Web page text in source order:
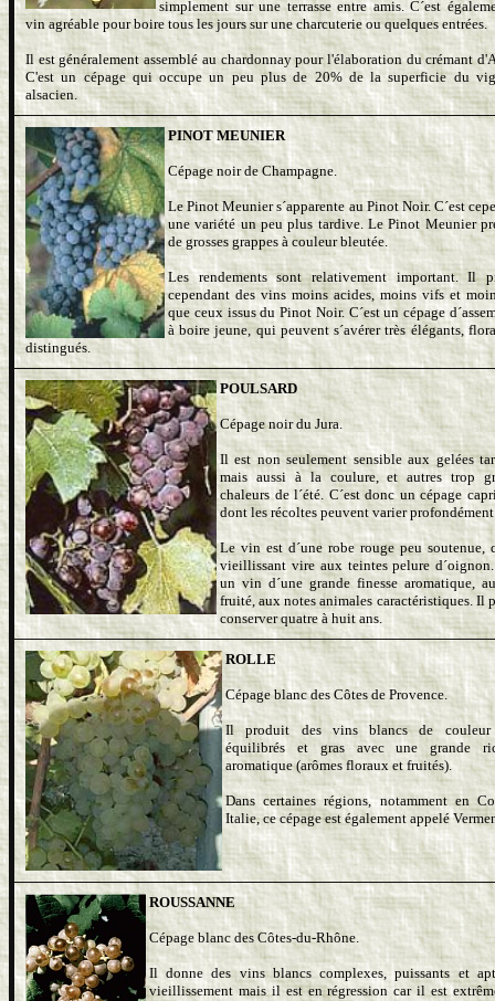
simplement sur une terrasse entre amis. C´est
vin agréable pour boire tous les jours sur une charcuterie ou quelques entrées.
Il est généralement assemblé au chardonnay pour l'élaboration du crémant
C'est un cépage qui occupe un peu plus de 20% de la superficie du
alsacien.
PINOT MEUNIER
Cépage noir de Champagne.
Le Pinot Meunier s´apparente au Pinot Noir. C´est
une variété un peu plus tardive. Le Pinot Meunier
de grosses grappes à couleur bleutée.
Les rendements sont relativement important. Il
cependant des vins moins acides, moins vifs et
que ceux issus du Pinot Noir. C´est un cépage
à boire jeune, qui peuvent s´avérer très élégants,
distingués.
POULSARD
Cépage noir du Jura.
Il est non seulement sensible aux gelées
mais aussi à la coulure, et autres trop
chaleurs de l´été. C´est donc un cépage
dont les récoltes peuvent varier
Le vin est d´une robe rouge peu soutenue,
vieillissant vire aux teintes pelure d´oignon.
un vin d´une grande finesse aromatique,
fruité, aux notes animales caractéristiques. Il
conserver quatre à huit ans.
ROLLE
Cépage blanc des Côtes de Provence.
Il produit des vins blancs de couleur
équilibrés et gras avec une grande
aromatique (arômes floraux et fruités).
Dans certaines régions, notamment en
Italie, ce cépage est également appelé
ROUSSANNE
Cépage blanc des Côtes-du-Rhône.
Il donne des vins blancs complexes, puissants et
vieillissement mais il est en régression car il est